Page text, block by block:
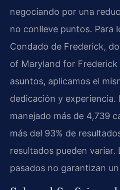
negociando por una
no conlleve puntos. Para
Condado de Frederick,
of Maryland for
asuntos, aplicamos el
dedicación y experiencia.
manejado más de 4,739
más del 93% de
resultados pueden variar.
pasados no garantizan